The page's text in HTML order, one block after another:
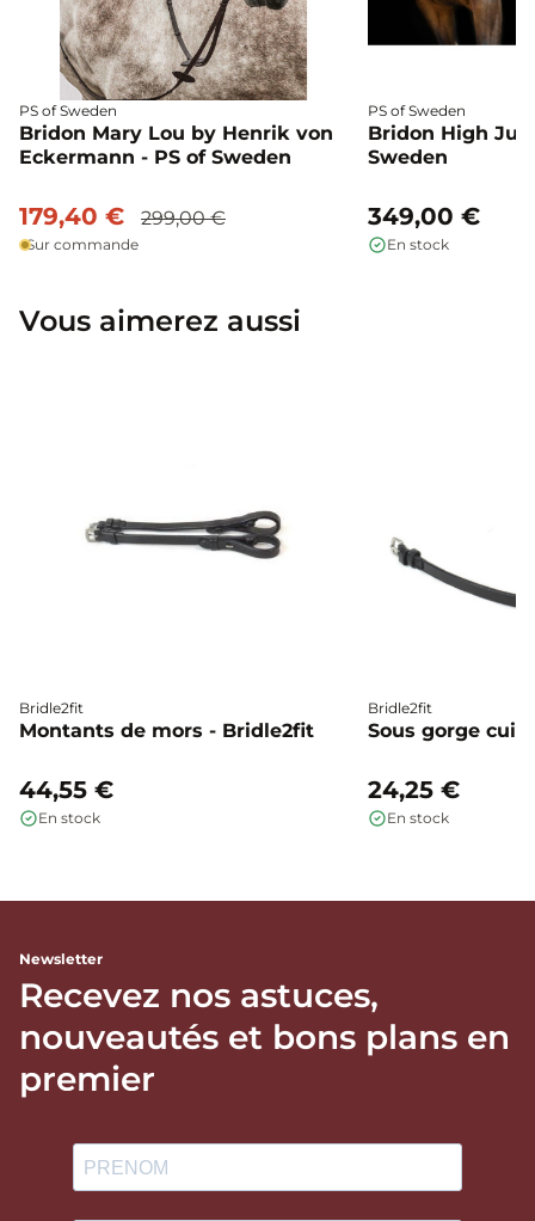
PS of Sweden
Bridon Mary Lou by Henrik von
Eckermann - PS of Sweden
179,40 € 299,00 €
Sur commande
PS of Sweden
Bridon High
Sweden
349,00 €
En stock
Vous aimerez aussi
Bridle2fit
Montants de mors - Bridle2fit
44,55 €
En stock
Bridle2fit
Sous gorge
24,25 €
En stock
Newsletter
Recevez nos astuces,
nouveautés et bons plans en
premier